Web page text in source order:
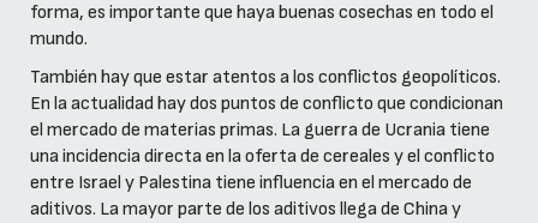
forma, es importante que haya buenas cosechas en todo el
mundo.
También hay que estar atentos a los conflictos geopolíticos.
En la actualidad hay dos puntos de conflicto que condicionan
el mercado de materias primas. La guerra de Ucrania tiene
una incidencia directa en la oferta de cereales y el conflicto
entre Israel y Palestina tiene influencia en el mercado de
aditivos. La mayor parte de los aditivos llega de China y